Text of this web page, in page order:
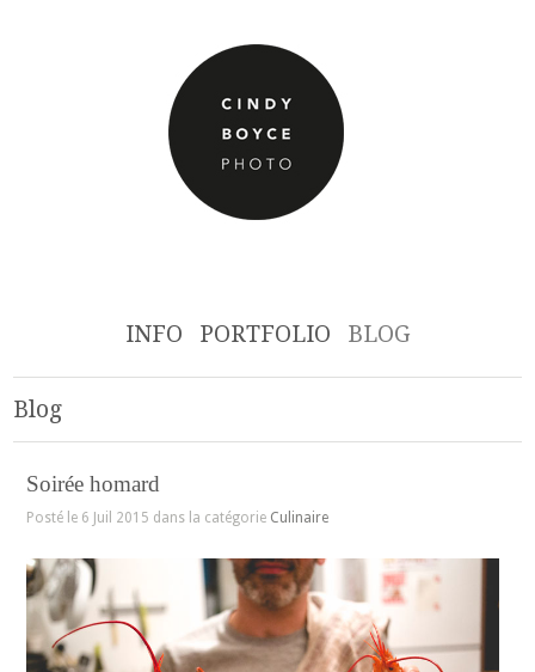
INFO PORTFOLIO BLOG
Blog
Soirée homard
Posté le 6 Juil 2015 dans la catégorie Culinaire